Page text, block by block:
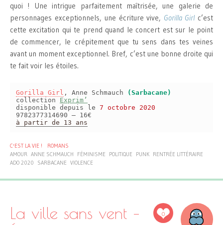
quoi ! Une intrigue parfaitement maîtrisée, une galerie de
personnages exceptionnels, une écriture vive, Gorilla Girlc’est
cette excitation qui te prend quand le concert est sur le point
de commencer, le crépitement que tu sens dans tes veines
avant un moment exceptionnel. Bref, c’est une bonne droite qui
te fait voir les étoiles.
Gorilla Girl , Anne Schmauch
(Sarbacane)
collection Exprim’
disponible depuis le 7 octobre 2020
9782377314690 – 16€
à partir de 13 ans
C'EST LA VIE !
ROMANS
AMOUR ANNE SCHMAUCH FÉMINISME POLITIQUE PUNK RENTRÉE LITTÉRAIRE
ADO 2020
SARBACANE VIOLENCE
0
La ville sans vent –